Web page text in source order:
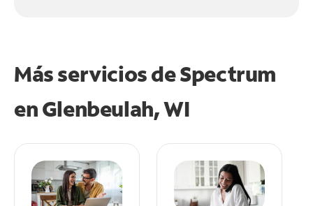
Más servicios de Spectrum
enGlenbeulah, WI